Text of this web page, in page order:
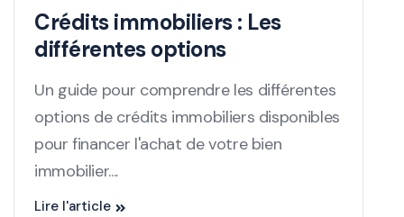
Crédits immobiliers : Les
différentes options
Un guide pour comprendre les différentes
options de crédits immobiliers disponibles
pour financer l'achat de votre bien
immobilier....
Lire l'article